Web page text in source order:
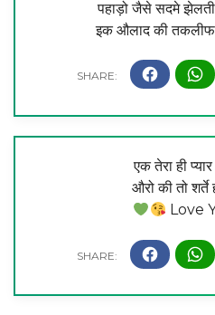
पहाड़ो जैसे सदमे
इक औलाद की तकलीफ
एक तेरा ही
औरो की तो शर्ते
Love